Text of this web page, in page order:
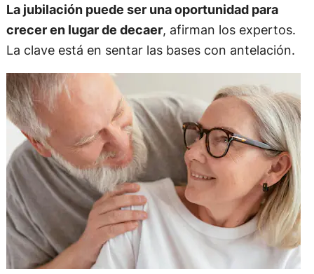
La jubilación puede ser una oportunidad para
crecer en lugar de decaer, afirman los expertos.
La clave está en sentar las bases con antelación.